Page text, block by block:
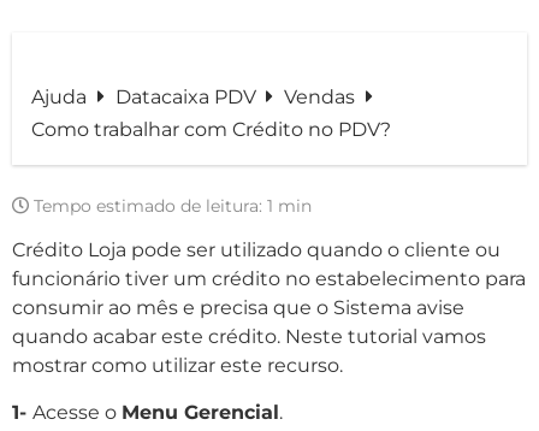
Ajuda Datacaixa PDV
Vendas
Como trabalhar com Crédito no PDV?
Tempo estimado de leitura: 1 min
Crédito Loja pode ser utilizado quando o cliente ou
funcionário tiver um crédito no estabelecimento para
consumir ao mês e precisa que o Sistema avise
quando acabar este crédito. Neste tutorial vamos
mostrar como utilizar este recurso.
1- Acesse o Menu Gerencial.